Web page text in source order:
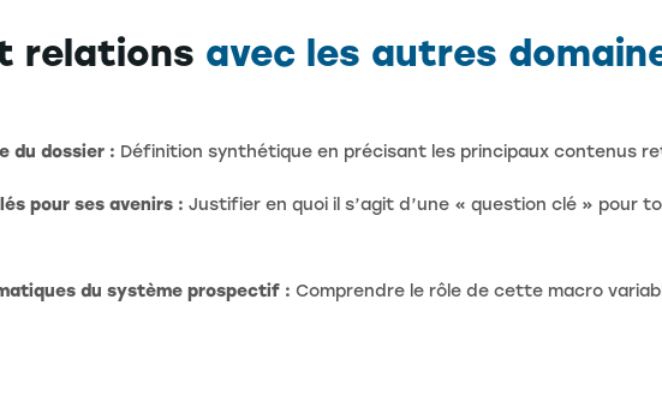
relations avec les autres
du dossier : Définition synthétique en précisant les principaux contenus
pour ses avenirs : Justifier en quoi il s’agit d’une « question clé » pour
du système prospectif : Comprendre le rôle de cette macro